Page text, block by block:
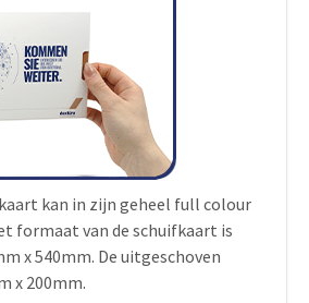
kan in zijn geheel full colour
formaat van de schuifkaart is
x 540mm. De uitgeschoven
x 200mm.